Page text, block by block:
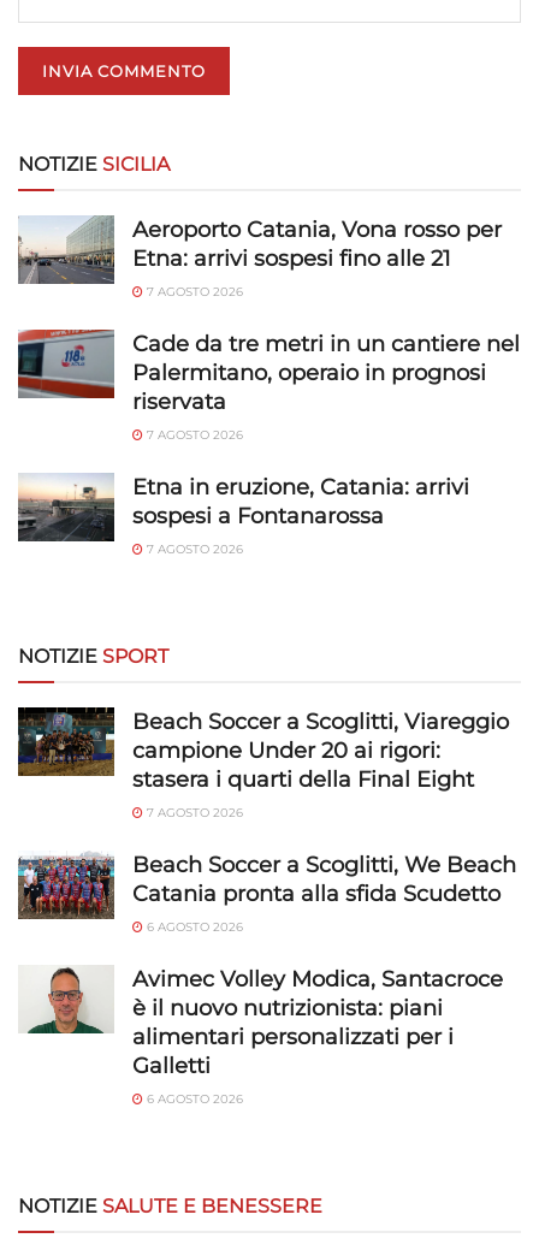
NOTIZIE SICILIA
Aeroporto Catania, Vona rosso per
Etna: arrivi sospesi fino alle 21
7 AGOSTO 2026
Cade da tre metri in un cantiere nel
Palermitano, operaio in prognosi
riservata
7 AGOSTO 2026
Etna in eruzione, Catania: arrivi
sospesi a Fontanarossa
7 AGOSTO 2026
NOTIZIE SPORT
Beach Soccer a Scoglitti, Viareggio
campione Under 20 ai rigori:
stasera i quarti della Final Eight
7 AGOSTO 2026
Beach Soccer a Scoglitti, We Beach
Catania pronta alla sfida Scudetto
6 AGOSTO 2026
Avimec Volley Modica, Santacroce
è il nuovo nutrizionista: piani
alimentari personalizzati per i
Galletti
6 AGOSTO 2026
NOTIZIE SALUTE E BENESSERE